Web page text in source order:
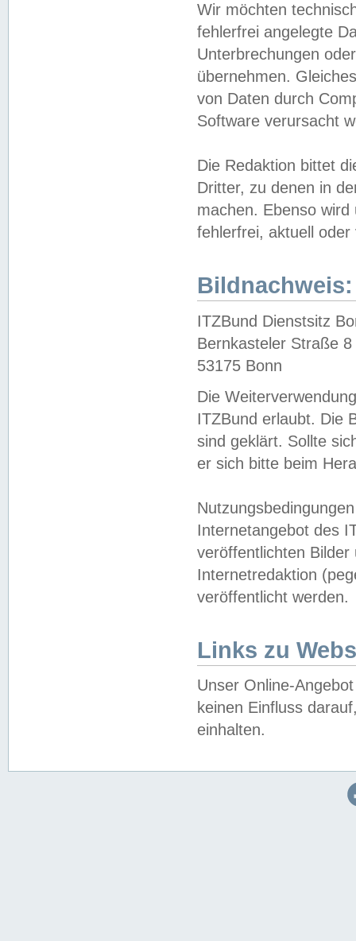
Wir möchten
fehlerfrei angelegte
Unterbrechungen
übernehmen.
von Daten durch
Software verursacht
Die Redaktion bittet
Dritter, zu denen in
machen. Ebenso
fehlerfrei, aktuell oder
Bildnachweis:
ITZBund Dienstsitz
Bernkasteler Straße 8
53175 Bonn
Die
ITZBund erlaubt. Die
sind geklärt. Sollte
er sich bitte beim
Internetangebot des
veröffentlichten
Internetredaktion
veröffentlicht werden.
Links zu
Unser Online-
keinen Einfluss
einhalten.